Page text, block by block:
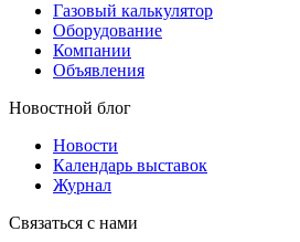
Газовый калькулятор
Оборудование
Компании
Объявления
Новостной блог
Новости
Календарь выставок
Журнал
Связаться с нами